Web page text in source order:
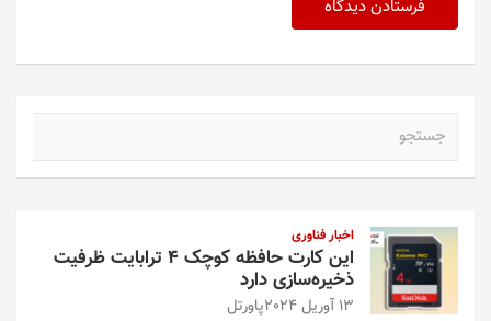
اخبار فناوری
این کارت حافظه کوچک ۴ ترابایت ظرفیت
ذخیره‌سازی دارد
13 آوریل 2024 پاورتل